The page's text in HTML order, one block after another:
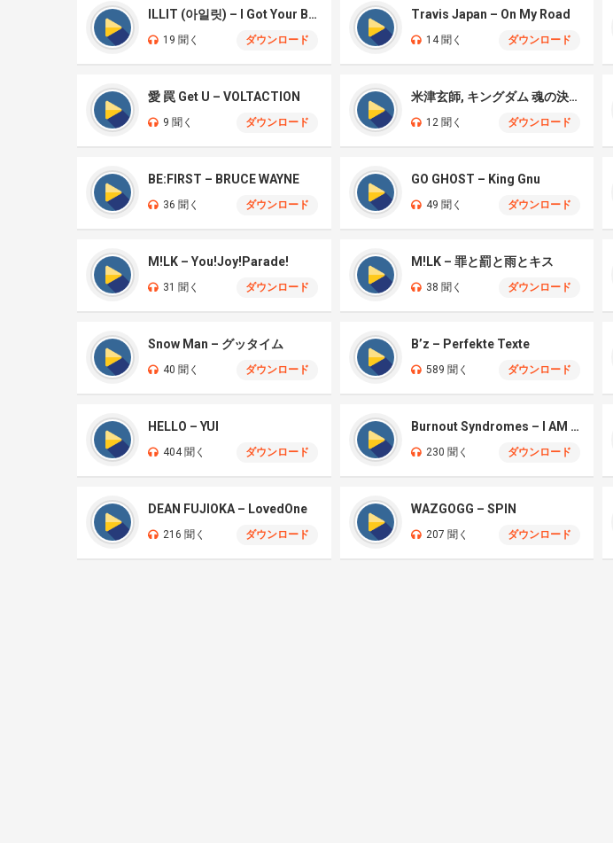
ILLIT (아일릿) – I Got Your Back
19 聞く ダウンロード
Travis Japan – On My Road
14 聞く ダウンロード
愛 罠 Get U – VOLTACTION
9 聞く ダウンロード
米津玄師, キングダム 魂の決戦 – 公開記念PV
12 聞く ダウンロード
BE:FIRST – BRUCE WAYNE
36 聞く ダウンロード
GO GHOST – King Gnu
49 聞く ダウンロード
M!LK – You!Joy!Parade!
31 聞く ダウンロード
M!LK – 罪と罰と雨とキス
38 聞く ダウンロード
Snow Man – グッタイム
40 聞く ダウンロード
B’z – Perfekte Texte
589 聞く ダウンロード
HELLO – YUI
404 聞く ダウンロード
Burnout Syndromes – I AM A HERO
230 聞く ダウンロード
DEAN FUJIOKA – LovedOne
216 聞く ダウンロード
WAZGOGG – SPIN
207 聞く ダウンロード